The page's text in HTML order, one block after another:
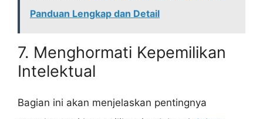
Panduan Lengkap dan Detail
7. Menghormati Kepemilikan
Intelektual
Bagian ini akan menjelaskan pentingnya